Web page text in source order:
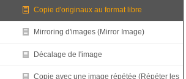
Copie d'originaux au format libre
Mirroring d'images (Mirror Image)
Décalage de l'image
Copie avec une image répétée (Répéter les